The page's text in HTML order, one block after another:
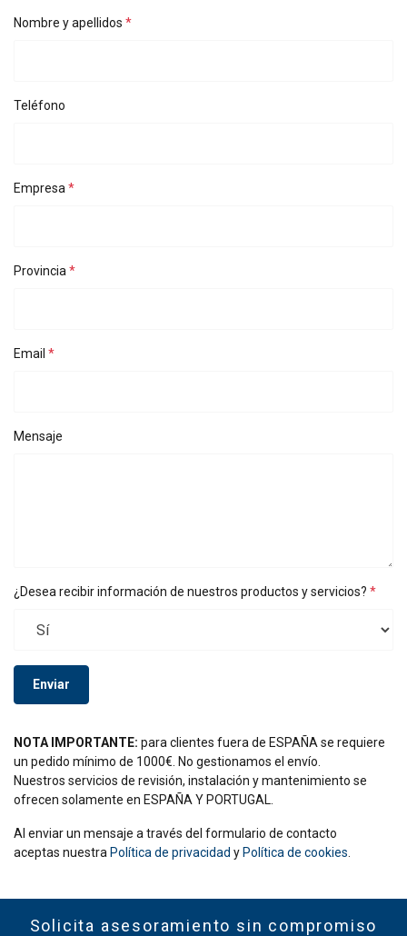
Nombre y apellidos
Teléfono
Empresa
Provincia
Email
Mensaje
¿Desea recibir información de nuestros productos y servicios?
Enviar
NOTA IMPORTANTE: para clientes fuera de ESPAÑA se requiere
un pedido mínimo de 1000€. No gestionamos el envío.
Nuestros servicios de revisión, instalación y mantenimiento se
ofrecen solamente en ESPAÑA Y PORTUGAL.
Al enviar un mensaje a través del formulario de contacto
aceptas nuestra Política de privacidad y Política de cookies
Solicita asesoramiento sin compromiso
socios de publicidad y análisis, quienes pueden
MOSTRAR DETALLES